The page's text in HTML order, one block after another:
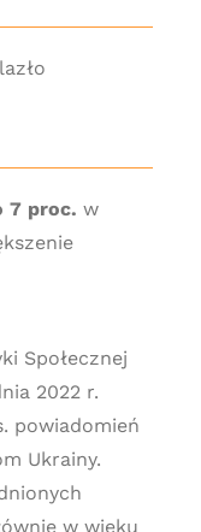
7 proc. w
Społecznej
2022 r.
powiadomień
Ukrainy.
w wieku